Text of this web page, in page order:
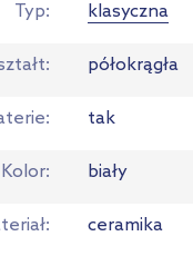
Typ klasyczna
półokrągła
tak
Kolor biały
ceramika